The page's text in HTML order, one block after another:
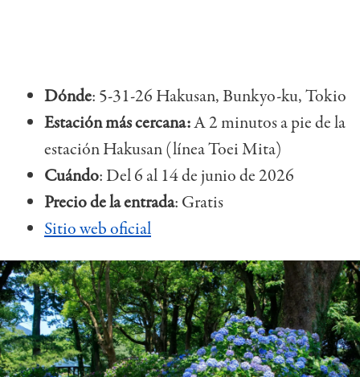
Dónde: 5-31-26 Hakusan, Bunkyo-ku, Tokio
Estación más cercana:A 2 minutos a pie de la
estación Hakusan (línea Toei Mita)
Cuándo: Del 6 al 14 de junio de 2026
Precio de la entrada: Gratis
Sitio web oficial